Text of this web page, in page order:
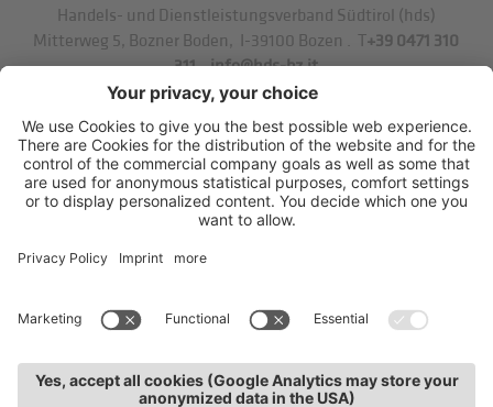
Handels- und Dienstleistungsverband Südtirol (hds)
Mitterweg 5, Bozner Boden
I-39100 Bozen . T+39 0471 310
311.info@hds-bz.it
Impressum
Datenschutzerklärung
Cookie-Einstellungen
Sitemap